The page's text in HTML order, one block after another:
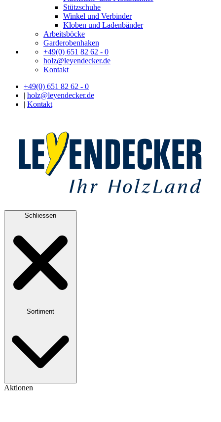
Stützschuhe
Winkel und Verbinder
Kloben und Ladenbänder
Arbeitsböcke
Garderobenhaken
+49(0) 651 82 62 - 0
holz@leyendecker.de
Kontakt
+49(0) 651 82 62 - 0
| holz@leyendecker.de
| Kontakt
Schliessen
Sortiment
Aktionen